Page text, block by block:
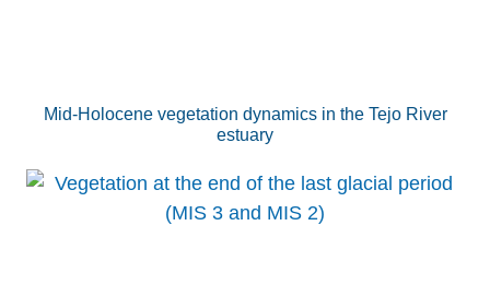
Mid-Holocene vegetation dynamics in the Tejo River
estuary